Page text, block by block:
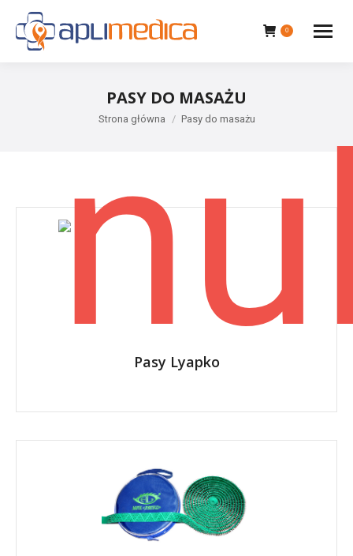
0
PASY DO MASAŻU
Jesteś tutaj:
Strona główna Pasy do masażu
Pasy Lyapko